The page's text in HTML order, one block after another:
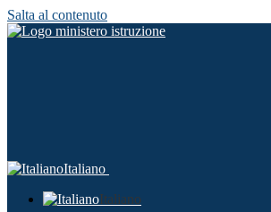
Salta al contenuto
Italiano
Italiano